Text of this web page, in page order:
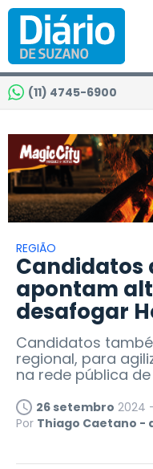
(11) 4745-6900
REGIÃO
Candidatos
apontam
desafogar
Candidatos
regional, para
na rede pública
26 setembro 2024
Por Thiago Caetano -